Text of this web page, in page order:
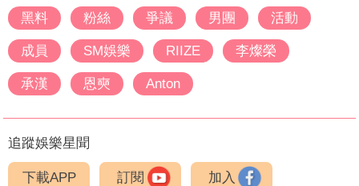
黑料
粉絲 爭議 男團 活動
成員 SM娛樂 RIIZE 李燦榮
承漢 恩奭 Anton
追蹤娛樂星聞
下載APP 訂閱 加入